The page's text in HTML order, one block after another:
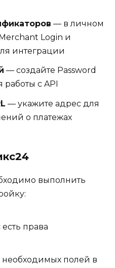
— в личном
Login и
интеграции
— создайте Password
работы с API
— укажите адрес для
о платежах
выполнить
права
необходимых полей в